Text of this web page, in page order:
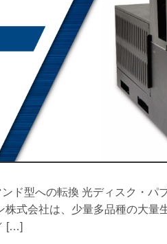
ド型への転換 光ディスク・パ
株式会社は、少量多品種の大量
[…]